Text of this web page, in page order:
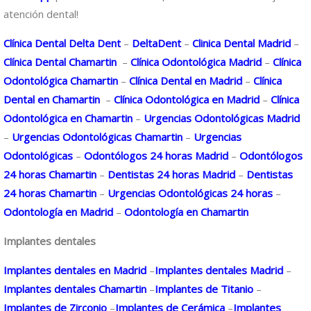
atención dental!
Clínica Dental Delta Dent – DeltaDent – Clinica Dental Madrid –
Clínica Dental Chamartin – Clínica Odontológica Madrid – Clínica
Odontológica Chamartin – Clínica Dental en Madrid – Clínica
Dental en Chamartin – Clínica Odontológica en Madrid – Clínica
Odontológica en Chamartin – Urgencias Odontológicas Madrid
– Urgencias Odontológicas Chamartin – Urgencias
Odontológicas – Odontólogos 24 horas Madrid – Odontólogos
24 horas Chamartin – Dentistas 24 horas Madrid – Dentistas
24 horas Chamartin – Urgencias Odontológicas 24 horas –
Odontología en Madrid – Odontología en Chamartin
Implantes dentales
Implantes dentales en Madrid –Implantes dentales Madrid –
Implantes dentales Chamartin –Implantes de Titanio –
Implantes de Zirconio –Implantes de Cerámica –Implantes